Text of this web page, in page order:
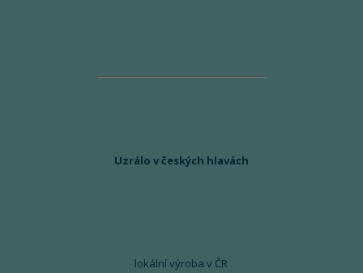
Uzrálo v českých hlavách
lokální výroba v ČR